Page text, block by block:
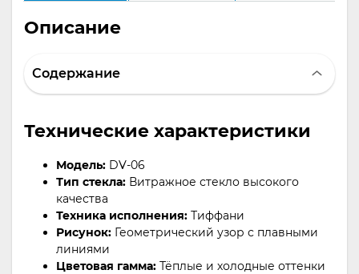
Описание
Содержание
Технические характеристики
Модель: DV-06
Тип стекла: Витражное стекло высокого
качества
Техника исполнения: Тиффани
Рисунок: Геометрический узор с плавными
линиями
Цветовая гамма: Тёплые и холодные оттенки